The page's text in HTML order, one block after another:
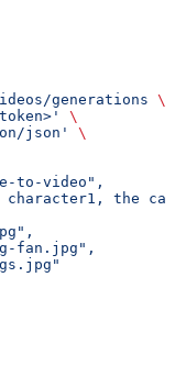
generations \
\
json'
\
to-video",
the
fan.jpg",